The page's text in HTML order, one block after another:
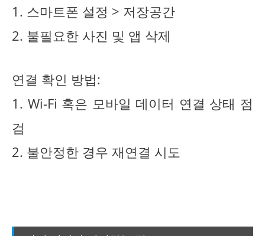
1. 스마트폰 설정 > 저장공간
2. 불필요한 사진 및 앱 삭제
연결 확인 방법:
1. Wi-Fi 혹은 모바일 데이터 연결 상태 점
검
2. 불안정한 경우 재연결 시도